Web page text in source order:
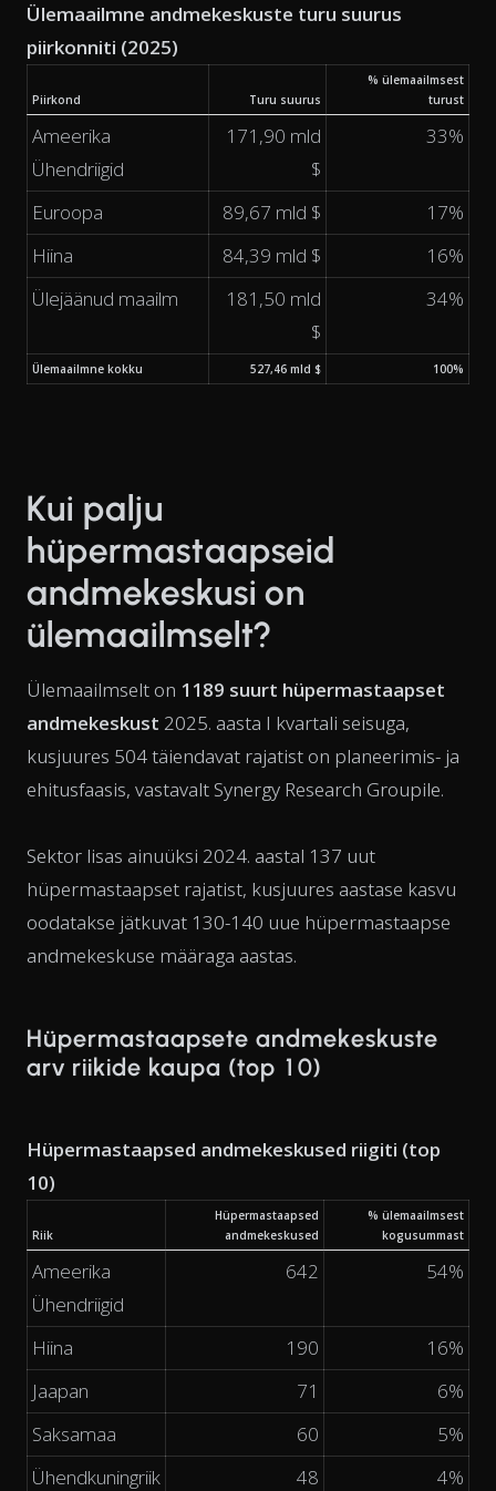
Ülemaailmne andmekeskuste turu suurus
piirkonniti (2025)
Piirkond Turu suurus
% ülemaailmsest
turust
Ameerika
Ühendriigid
171,90 mld
$
33%
Euroopa 89,67 mld $
17%
Hiina
84,39 mld $
16%
Ülejäänud maailm
181,50 mld
$
34%
Ülemaailmne kokku 527,46 mld $ 100%
Kui palju
hüpermastaapseid
andmekeskusi on
ülemaailmselt?
Ülemaailmselt on 1189 suurt hüpermastaapset
andmekeskust 2025. aasta I kvartali seisuga,
kusjuures 504 täiendavat rajatist on planeerimis- ja
ehitusfaasis, vastavalt Synergy Research Groupile.
Sektor lisas ainuüksi 2024. aastal 137 uut
hüpermastaapset rajatist, kusjuures aastase kasvu
oodatakse jätkuvat 130-140 uue hüpermastaapse
andmekeskuse määraga aastas.
Hüpermastaapsete andmekeskuste
arv riikide kaupa (top 10)
Hüpermastaapsed andmekeskused riigiti (top
10)
Riik
Hüpermastaapsed
andmekeskused
% ülemaailmsest
kogusummast
Ameerika
Ühendriigid
642 54%
Hiina 190
16%
Jaapan
71
6%
Saksamaa
60
5%
Ühendkuningriik
48
4%